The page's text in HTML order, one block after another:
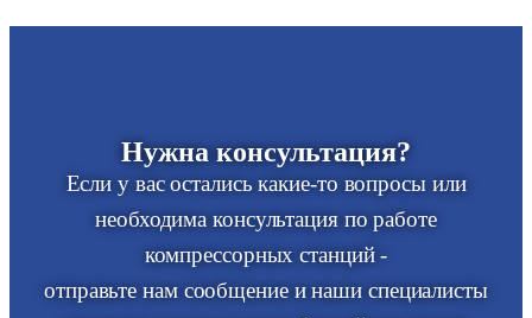
Нужна консультация?
Если у вас остались какие-то вопросы или
необходима консультация по работе
компрессорных станций -
отправьте нам сообщение и наши специалисты